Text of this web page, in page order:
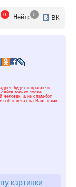
0 Нейтр 0 ВК
будет отправлено
только после
человек, а не спам-бот.
об ответах на Ваш отзыв.
картинки